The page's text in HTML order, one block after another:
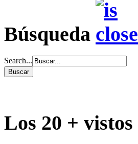
Búsqueda
Search...
Los 20 + vistos